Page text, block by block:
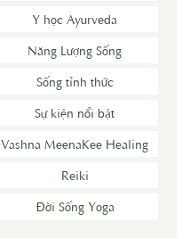
Y học Ayurveda
Năng Lượng Sống
Sống tỉnh thức
Sự kiện nổi bật
Vashna MeenaKee Healing
Reiki
Đời Sống Yoga